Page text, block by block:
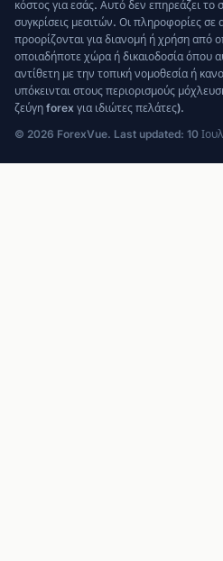
κόστος για εσάς. Αυτό δεν επηρεάζει το
συγκρίσεις μεσιτών. Οι πληροφορίες σε
προορίζονται για διανομή ή χρήση από
οποιαδήποτε χώρα ή δικαιοδοσία όπου
αντίθετη με την τοπική νομοθεσία ή
υπόκεινται στους περιορισμούς
ζεύγη forex για ιδιώτες πελάτες).
© 2026 ForexVue. Last updated: 10